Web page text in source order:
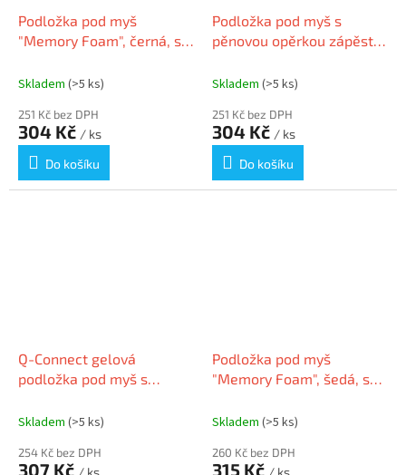
Podložka pod myš
"Memory Foam", černá, s
FELLOWES
Skladem (>5 ks)
251 Kč bez DPH
304 Kč / ks
Do košíku
Podložka pod myš s
pěnovou opěrkou zápěstí,
Foam", safírová
Skladem (>5 ks)
251 Kč bez DPH
304 Kč / ks
Do košíku
Q-Connect gelová
podložka pod myš s
Skladem (>5 ks)
254 Kč bez DPH
307 Kč / ks
Podložka pod myš
"Memory Foam", šedá, s
FELLOWES
Skladem (>5 ks)
260 Kč bez DPH
315 Kč / ks